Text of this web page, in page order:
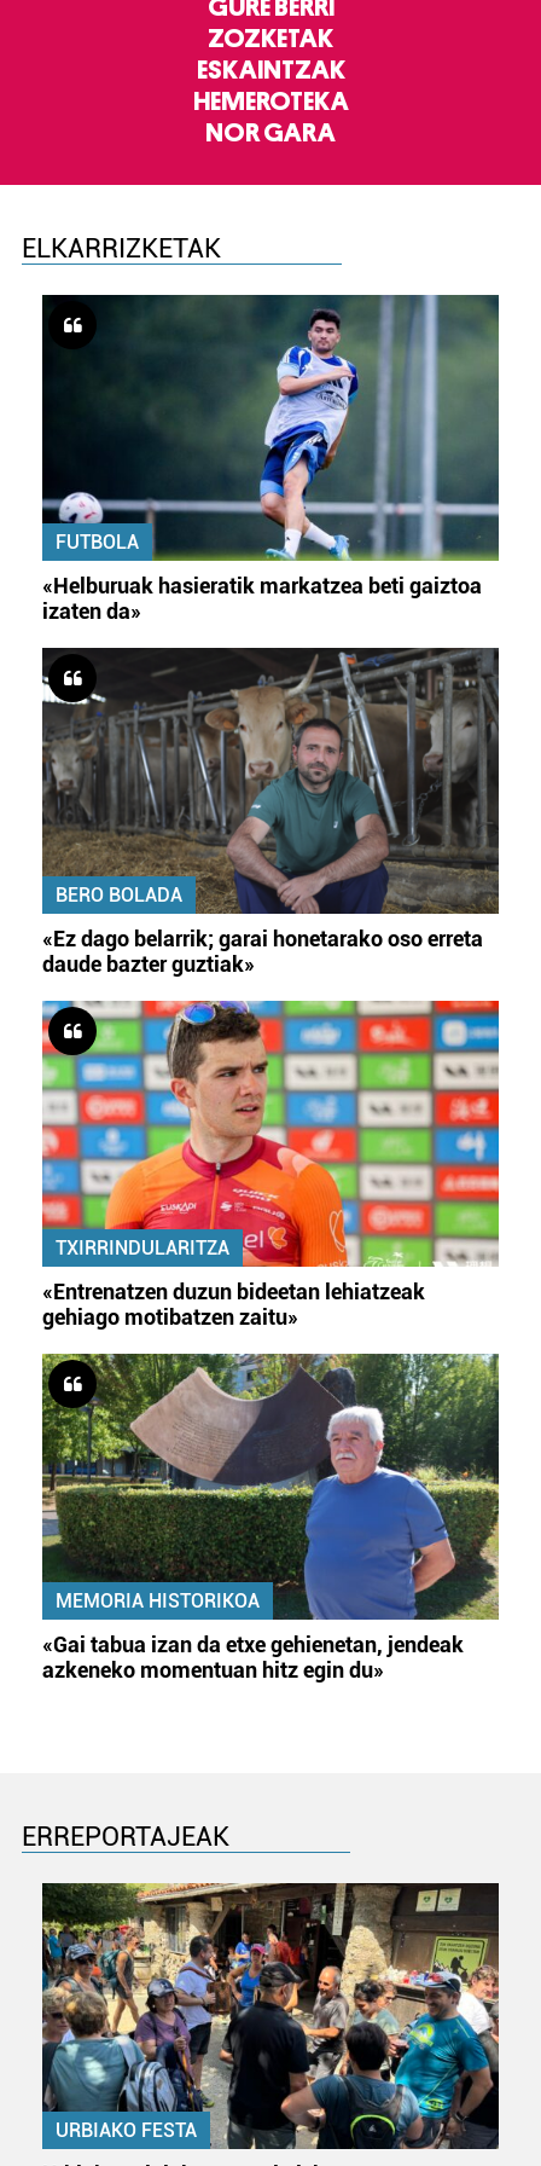
GURE BERRI
ZOZKETAK
ESKAINTZAK
HEMEROTEKA
NOR GARA
ELKARRIZKETAK
FUTBOLA
«Helburuak hasieratik markatzea beti gaiztoa
izaten da»
BERO BOLADA
«Ez dago belarrik; garai honetarako oso erreta
daude bazter guztiak»
TXIRRINDULARITZA
«Entrenatzen duzun bideetan lehiatzeak
gehiago motibatzen zaitu»
MEMORIA HISTORIKOA
«Gai tabua izan da etxe gehienetan, jendeak
azkeneko momentuan hitz egin du»
ERREPORTAJEAK
URBIAKO FESTA